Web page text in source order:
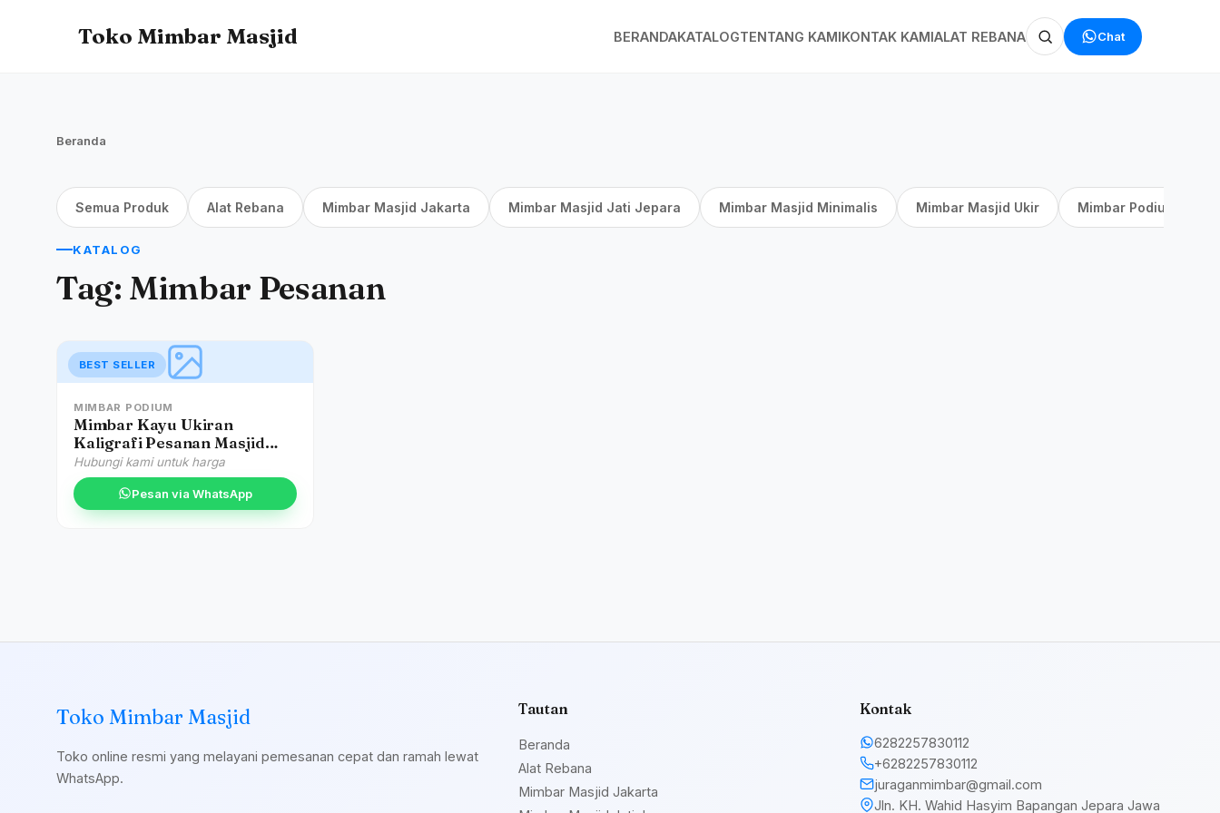
Toko Mimbar Masjid BERANDAKATALOGTENTANG KAMIKONTAK KAMIALAT REBANA Chat
Beranda
Semua Produk Alat Rebana Mimbar Masjid Jakarta Mimbar Masjid Jati Jepara Mimbar Masjid Minimalis Mimbar Masjid Ukir Mimbar Podium
KATALOG
Tag: Mimbar Pesanan
BEST SELLER
MIMBAR PODIUM
Mimbar Kayu Ukiran
Kaligrafi Pesanan Masjid
Agung Kendal
Hubungi kami untuk harga
Pesan via WhatsApp
Toko Mimbar Masjid
Toko online resmi yang melayani pemesanan cepat dan ramah lewat
WhatsApp.
Tautan
Beranda
Alat Rebana
Mimbar Masjid Jakarta
Kontak
6282257830112
+6282257830112
juraganmimbar@gmail.com
Jln. KH. Wahid Hasyim Bapangan Jepara Jawa